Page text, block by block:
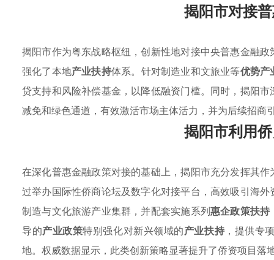
揭阳市对接
揭阳市作为粤东战略枢纽，创新性地对接中央普惠金融
强化了本地产业扶持体系。针对制造业和文旅业等优势产
贷支持和风险补偿基金，以降低融资门槛。同时，揭阳市
减免和绿色通道，有效激活市场主体活力，并为后续招商
揭阳市利用
在深化普惠金融政策对接的基础上，揭阳市充分发挥其
过举办国际性侨商论坛及数字化对接平台，高效吸引海
制造与文化旅游产业集群，并配套实施系列惠企政策扶持
导的产业政策特别强化对新兴领域的产业扶持 ，提供专
地。权威数据显示，此类创新策略显著提升了侨资项目落